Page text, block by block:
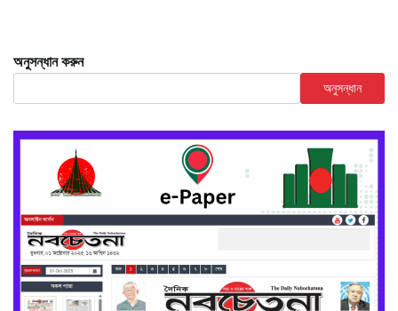
অনুসন্ধান করুন
অনুসন্ধান